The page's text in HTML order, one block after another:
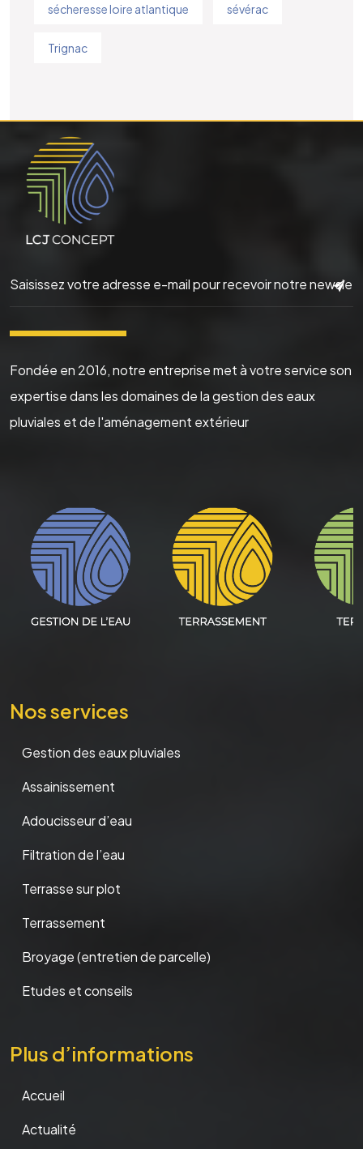
sécheresse loire atlantique sévérac
Trignac
▬▬▬▬▬▬
Fondée en 2016, notre entreprise met à votre service son
expertise dans les domaines de la gestion des eaux
pluviales et de l'aménagement extérieur
Nos services
Gestion des eaux pluviales
Assainissement
Adoucisseur d’eau
Filtration de l’eau
Terrasse sur plot
Terrassement
Broyage (entretien de parcelle)
Etudes et conseils
Plus d’informations
Accueil
Actualité